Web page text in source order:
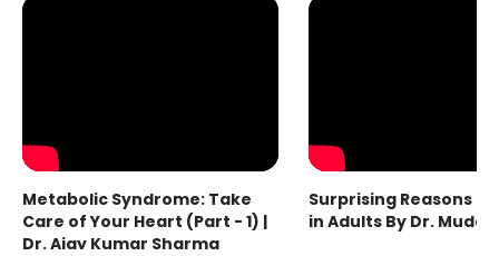
Metabolic Syndrome: Take
Care of Your Heart (Part - 1) |
Dr. Ajay Kumar Sharma
Surprising Reasons
in Adults By Dr.